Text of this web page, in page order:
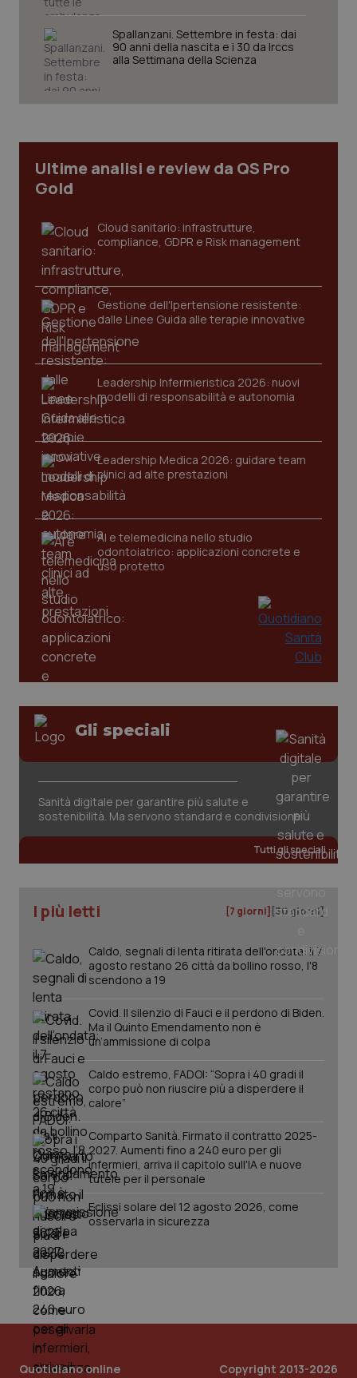
Spallanzani. Settembre in festa: dai
90 anni della nascita e i 30 da Irccs
alla Settimana della Scienza
Ultime analisi e review da QS Pro
Gold
Cloud sanitario: infrastrutture,
compliance, GDPR e Risk management
Gestione dell'Ipertensione resistente:
dalle Linee Guida alle terapie innovative
Leadership Infermieristica 2026: nuovi
modelli di responsabilità e autonomia
Leadership Medica 2026: guidare team
clinici ad alte prestazioni
AI e telemedicina nello studio
odontoiatrico: applicazioni concrete e
uso protetto
Gli speciali
Sanità digitale per garantire più salute e
sostenibilità. Ma servono standard e condivisione
Tutti gli speciali
I più letti [7 giorni] [30 giorni]
Caldo, segnali di lenta ritirata dell'ondata: il 7
agosto restano 26 città da bollino rosso, l'8
scendono a 19
Covid. Il silenzio di Fauci e il perdono di Biden.
Ma il Quinto Emendamento non è
un’ammissione di colpa
Caldo estremo, FADOI: “Sopra i 40 gradi il
corpo può non riuscire più a disperdere il
calore”
Comparto Sanità. Firmato il contratto 2025-
2027. Aumenti fino a 240 euro per gli
infermieri, arriva il capitolo sull'IA e nuove
tutele per il personale
Eclissi solare del 12 agosto 2026, come
osservarla in sicurezza
Quotidiano online
Copyright 2013-2026
CookieScriptConsent
CookieScript
tracking-sites-ironfish-
tracking-enable
www.quotidianosanita.it
tracking-sites-ironfish-
session-id
www.quotidianosanita.it
_ga
Google LLC
.quotidianosanita.it
PHPSESSID
PHP.net